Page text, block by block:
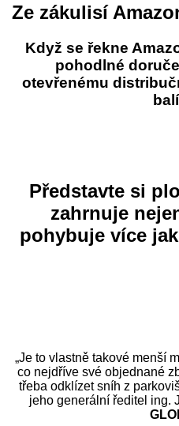
Ze zákulisí
Když se řekne
pohodlné
otevřenému
Představte si
zahrnuje
pohybuje více
„Je to vlastně takové menší
co nejdříve své objednané
třeba odklízet sníh z
jeho generální ředitel ing.